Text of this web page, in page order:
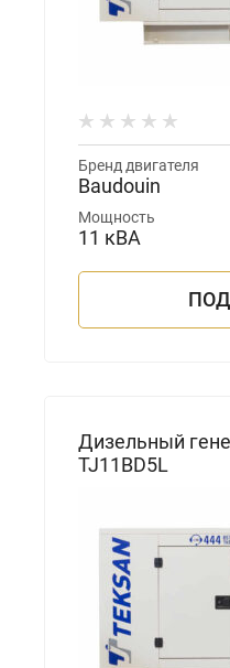
Бренд двигателя
Baudouin
Мощность
11 кВА
Дизельный
TJ11BD5L